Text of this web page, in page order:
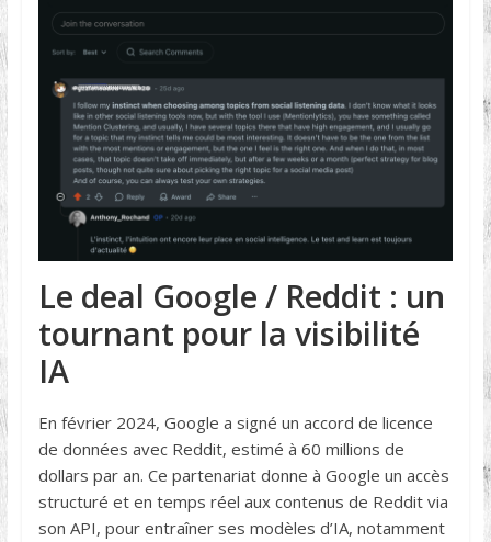
Le deal Google / Reddit : un
tournant pour la visibilité
IA
En février 2024, Google a signé un accord de licence
de données avec Reddit, estimé à 60 millions de
dollars par an. Ce partenariat donne à Google un accès
structuré et en temps réel aux contenus de Reddit via
son API, pour entraîner ses modèles d’IA, notamment